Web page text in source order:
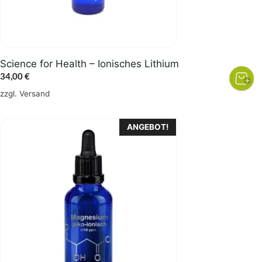
Science for Health – Ionisches Lithium
34,00€
zzgl. Versand
ANGEBOT!